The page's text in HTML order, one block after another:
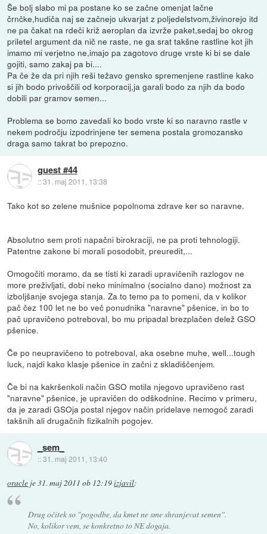
Še bolj slabo mi pa postane ko se začne omenjat lačne
črnčke,hudiča naj se začnejo ukvarjat z poljedelstvom,živinorejo itd
ne pa čakat na rdeči križ aeroplan da izvrže paket,sedaj bo okrog
priletel argument da nič ne raste, ne ga srat takšne rastline kot jih
imamo mi verjetno ne,imajo pa zagotovo druge vrste ki bi se dale
gojiti, samo zakaj pa bi....
Pa če že da pri njih reši težavo gensko spremenjene rastline kako
si jih bodo privoščili od korporacij,ja garali bodo za njih da bodo
dobili par gramov semen...
Problema se bomo zavedali ko bodo vrste ki so naravno rastle v
nekem področju izpodrinjene ter semena postala gromozansko
draga samo takrat bo prepozno.
guest #44
::31. maj 2011, 13:38
Tako kot so zelene mušnice popolnoma zdrave ker so naravne.
Absolutno sem proti napačni birokraciji, ne pa proti tehnologiji.
Patentne zakone bi morali posodobit, preuredit,...
Omogočiti moramo, da se tisti ki zaradi upravičenih razlogov ne
more preživljati, dobi neko minimalno (socialno dano) možnost za
izboljšanje svojega stanja. Za to temo pa to pomeni, da v kolikor
pač čez 100 let ne bo več ponudnika "naravne" pšenice, in bo to
pač upravičeno potreboval, bo mu pripadal brezplačen delež GSO
pšenice.
Če po neupravičeno to potreboval, aka osebne muhe, well...tough
luck, najdi kako klasje pšenice in začni z skladiščenjem.
Če bi na kakršenkoli način GSO motila njegovo upravičeno rast
"naravne" pšenice, je upravičen do odškodnine. Recimo v primeru,
da je zaradi GSOja postal njegov način pridelave nemogoč zaradi
takšnih ali drugačnih fizikalnih pogojev.
_sem_
::31. maj 2011, 13:40
oracle je31. maj 2011 ob 12:19izjavil:
Drug očitek so "pogodbe, da kmet ne sme shranjevat semen".
No, kolikor vem, se konkretno to NE dogaja.